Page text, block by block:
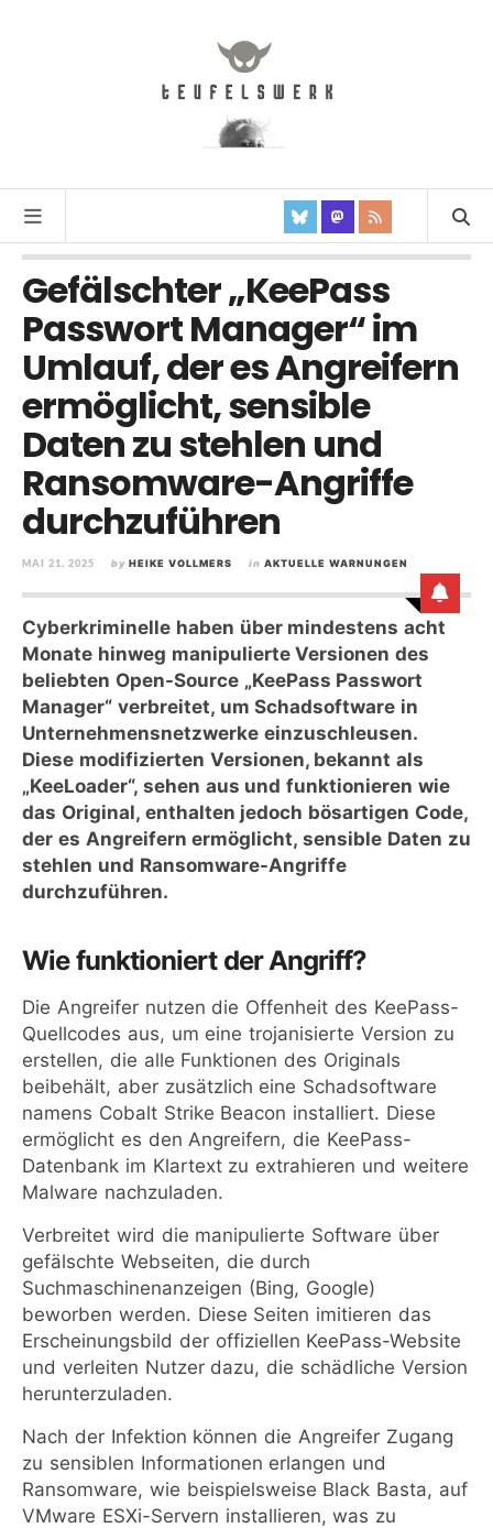
Gefälschter „KeePass
Passwort Manager“ im
Umlauf, der es Angreifern
ermöglicht, sensible
Daten zu stehlen und
Ransomware-Angriffe
durchzuführen
MAI 21, 2025 by HEIKE VOLLMERS in AKTUELLE WARNUNGEN
Cyberkriminelle haben über mindestens acht
Monate hinweg manipulierte Versionen des
beliebten Open-Source „KeePass Passwort
Manager“ verbreitet, um Schadsoftware in
Unternehmensnetzwerke einzuschleusen.
Diese modifizierten Versionen, bekannt als
„KeeLoader“, sehen aus und funktionieren wie
das Original, enthalten jedoch bösartigen Code,
der es Angreifern ermöglicht, sensible Daten zu
stehlen und Ransomware-Angriffe
durchzuführen.
Wie funktioniert der Angriff?
Die Angreifer nutzen die Offenheit des KeePass-
Quellcodes aus, um eine trojanisierte Version zu
erstellen, die alle Funktionen des Originals
beibehält, aber zusätzlich eine Schadsoftware
namens Cobalt Strike Beacon installiert. Diese
ermöglicht es den Angreifern, die KeePass-
Datenbank im Klartext zu extrahieren und weitere
Malware nachzuladen.
Verbreitet wird die manipulierte Software über
gefälschte Webseiten, die durch
Suchmaschinenanzeigen (Bing, Google)
beworben werden. Diese Seiten imitieren das
Erscheinungsbild der offiziellen KeePass-Website
und verleiten Nutzer dazu, die schädliche Version
herunterzuladen.
Nach der Infektion können die Angreifer Zugang
zu sensiblen Informationen erlangen und
Ransomware, wie beispielsweise Black Basta, auf
VMware ESXi-Servern installieren, was zu